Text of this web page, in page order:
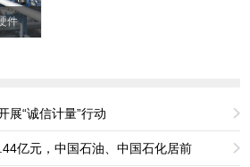
件
展“诚信计量”行动
亿元，中国石油、中国石化居前